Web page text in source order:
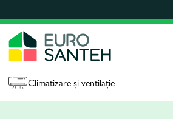
Climatizare și ventilație